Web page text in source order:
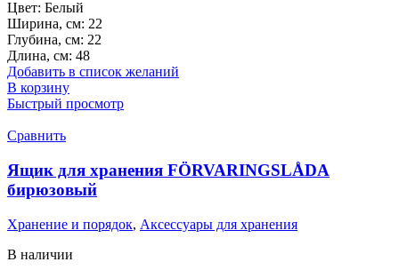
Цвет: Белый
Ширина, см: 22
Глубина, см: 22
Длина, см: 48
Добавить в список желаний
В корзину
Быстрый просмотр
Сравнить
Ящик для хранения FÖRVARINGSLÅDA
бирюзовый
Хранение и порядок, Аксессуары для хранения
В наличии